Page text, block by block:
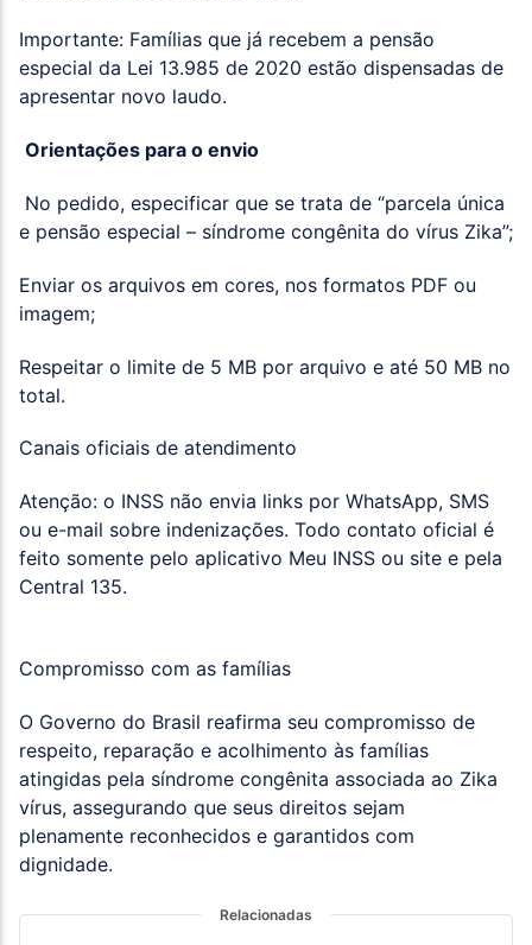
Importante: Famílias que já recebem a pensão
especial da Lei 13.985 de 2020 estão dispensadas de
apresentar novo laudo.
Orientações para o envio
No pedido, especificar que se trata de “parcela única
e pensão especial – síndrome congênita do vírus Zika”;
Enviar os arquivos em cores, nos formatos PDF ou
imagem;
Respeitar o limite de 5 MB por arquivo e até 50 MB no
total.
Canais oficiais de atendimento
Atenção: o INSS não envia links por WhatsApp, SMS
ou e-mail sobre indenizações. Todo contato oficial é
feito somente pelo aplicativo Meu INSS ou site e pela
Central 135.
Compromisso com as famílias
O Governo do Brasil reafirma seu compromisso de
respeito, reparação e acolhimento às famílias
atingidas pela síndrome congênita associada ao Zika
vírus, assegurando que seus direitos sejam
plenamente reconhecidos e garantidos com
dignidade.
Relacionadas